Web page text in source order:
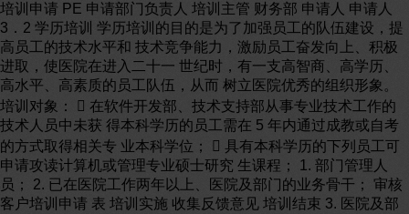
培训申请 PE 申请部门负责人 培训主管 财务部 申请人 申请人
3．2 学历培训 学历培训的目的是为了加强员工的队伍建设，提
高员工的技术水平和 技术竞争能力，激励员工奋发向上、积极
进取，使医院在进入二十一 世纪时，有一支高智商、高学历、
高水平、高素质的员工队伍，从而 树立医院优秀的组织形象。
培训对象：  在软件开发部、技术支持部从事专业技术工作的
技术人员中未获 得本科学历的员工需在 5 年内通过成教或自考
的方式取得相关专 业本科学位；  具有本科学历的下列员工可
申请攻读计算机或管理专业硕士研究 生课程； 1. 部门管理人
员； 2. 已在医院工作两年以上、医院及部门的业务骨干； 审核
客户培训申请 表 培训实施 收集反馈意见 培训结束 3. 医院及部